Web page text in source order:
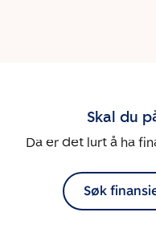
Skal du
Da er det lurt å ha
Søk